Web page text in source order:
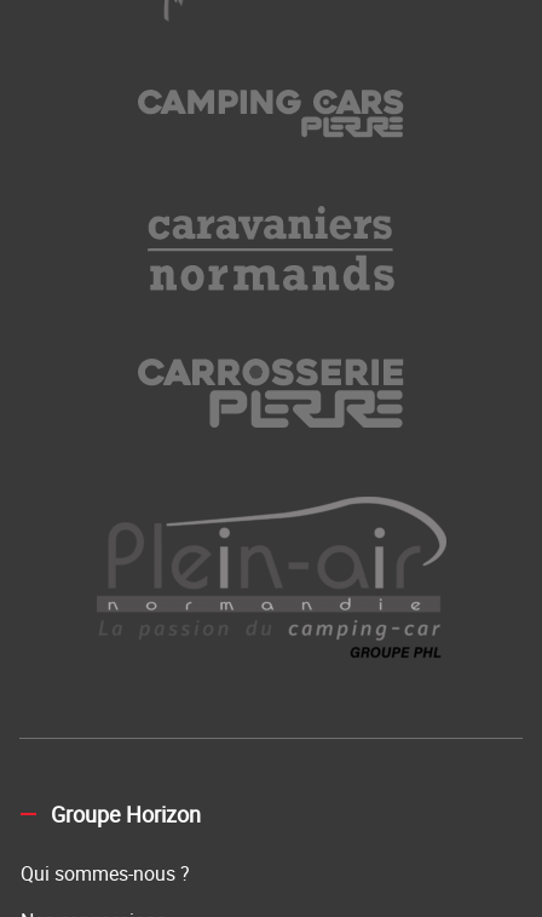
Groupe Horizon
Qui sommes-nous ?